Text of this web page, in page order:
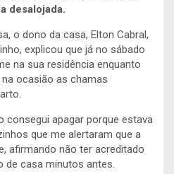
desalojada.
o dono da casa, Elton Cabral,
explicou que já no sábado
na sua residência enquanto
ocasião as chamas
consegui apagar porque estava
que me alertaram que a
afirmando não ter acreditado
de casa minutos antes.